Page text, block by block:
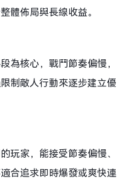
體佈局與長線收益。
為核心，戰鬥節奏偏慢，
制敵人行動來逐步建立優
玩家，能接受節奏偏慢、
合追求即時爆發或爽快連